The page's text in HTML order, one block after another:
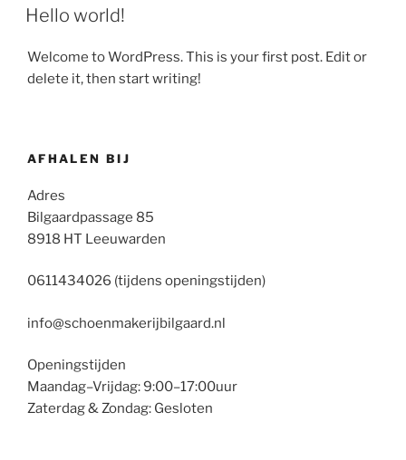
OP
Hello world!
Welcome to WordPress. This is your first post. Edit or
delete it, then start writing!
AFHALEN BIJ
Adres
Bilgaardpassage 85
8918 HT Leeuwarden
0611434026 (tijdens openingstijden)
info@schoenmakerijbilgaard.nl
Openingstijden
Maandag–Vrijdag: 9:00–17:00uur
Zaterdag & Zondag: Gesloten